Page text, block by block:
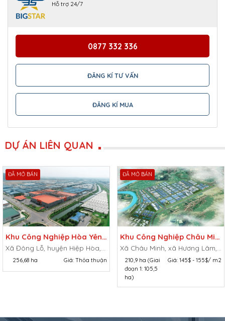
Hỗ trợ 24/7
0877 332 336
ĐĂNG KÍ TƯ VẤN
ĐĂNG KÍ MUA
DỰ ÁN LIÊN QUAN
ĐÃ MỞ BÁN
Khu Công Nghiệp Hòa Yên Tỉnh Bắc Giang
256,68 ha Giá: Thỏa thuận
ĐÃ MỞ BÁN
Khu Công Nghiệp Châu Minh – Bắc Lý – Hương Lâm Tỉnh Bắc Giang
210,9 ha (Giai
đoạn 1: 105,5
ha)
Giá: 145$ - 155$/ m2